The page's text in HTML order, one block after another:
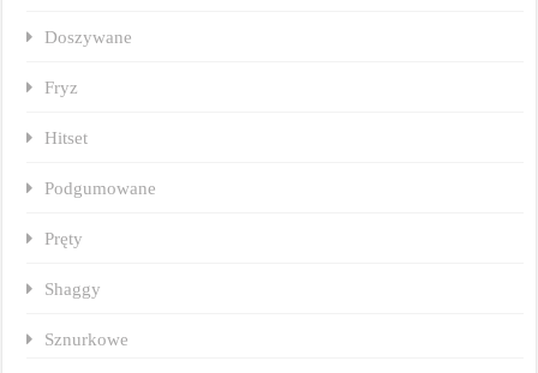
Doszywane
Fryz
Hitset
Podgumowane
Pręty
Shaggy
Sznurkowe